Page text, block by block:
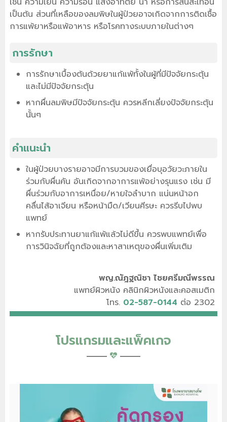
เป็นต้น ส่วนที่เหลือของลมพิษในผู้ป่วยอาจเกิดจากการติดเชื้อ
การแพ้ยาหรือแพ้อาหาร หรือโรคทางระบบภายในต่างๆ
การรักษา
การรักษาเบื้องต้นด้วยยาแก้แพ้ทั้งในผู้ที่มีปัจจัยกระตุ้น
และไม่มีปัจจัยกระตุ้น
หากผื่นลมพิษมีปัจจัยกระตุ้น ควรหลีกเลี่ยงปัจจัยกระตุ้น
นั้นๆ
คำแนะนำ
ในผู้ป่วยบางรายอาจมีการบวมของเยื่อบุอวัยวะภายใน
ร่วมกับผื่นคัน อันเกิดจากอาการแพ้อย่างรุนแรง เช่น มี
ผื่นร่วมกับอาการเหนื่อย/หายใจลำบาก แน่นหน้าอก
คลื่นไส้อาเจียน หรือหน้ามืด/เวียนศีรษะ ควรรีบไปพบ
แพทย์
หากรับประทานยาแก้แพ้แล้วไม่ดีขึ้น ควรพบแพทย์เพื่อ
การวินิจฉัยที่ถูกต้องและหาสาเหตุของผื่นเพิ่มเติม
พญ.ณัฎฐณิชา ไชยศรีมณีพรรณ
แพทย์ผิวหนัง คลินิกผิวหนังและคอสเมติก
โทร. 02-587-0144 ต่อ 2302
โปรแกรมและแพ็คเกจ